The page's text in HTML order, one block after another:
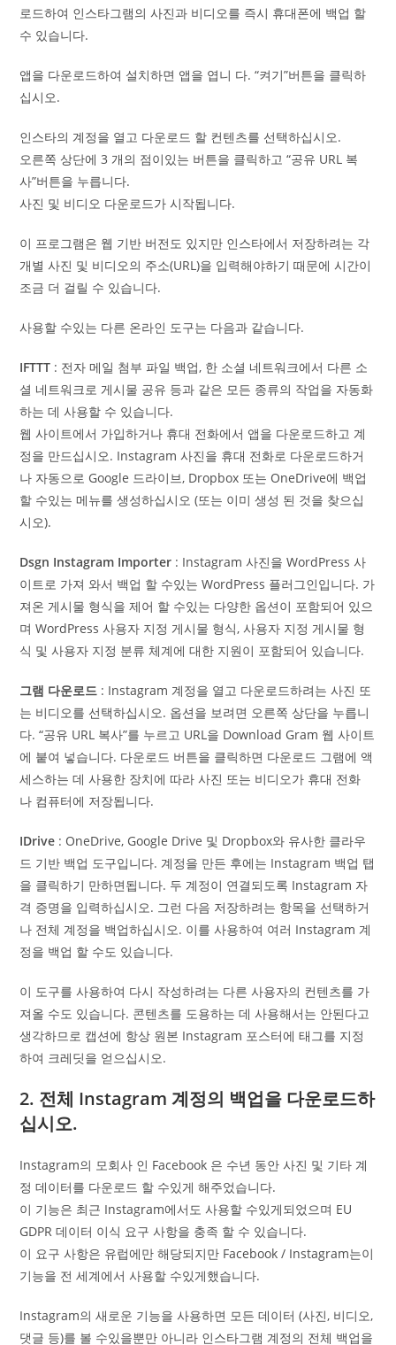
로드하여 인스타그램의 사진과 비디오를 즉시 휴대폰에 백업 할
수 있습니다.
앱을 다운로드하여 설치하면 앱을 엽니 다. “켜기”버튼을 클릭하
십시오.
인스타의 계정을 열고 다운로드 할 컨텐츠를 선택하십시오.
오른쪽 상단에 3 개의 점이있는 버튼을 클릭하고 “공유 URL 복
사”버튼을 누릅니다.
사진 및 비디오 다운로드가 시작됩니다.
이 프로그램은 웹 기반 버전도 있지만 인스타에서 저장하려는 각
개별 사진 및 비디오의 주소(URL)을 입력해야하기 때문에 시간이
조금 더 걸릴 수 있습니다.
사용할 수있는 다른 온라인 도구는 다음과 같습니다.
IFTTT : 전자 메일 첨부 파일 백업, 한 소셜 네트워크에서 다른 소
셜 네트워크로 게시물 공유 등과 같은 모든 종류의 작업을 자동화
하는 데 사용할 수 있습니다.
웹 사이트에서 가입하거나 휴대 전화에서 앱을 다운로드하고 계
정을 만드십시오. Instagram 사진을 휴대 전화로 다운로드하거
나 자동으로 Google 드라이브, Dropbox 또는 OneDrive에 백업
할 수있는 메뉴를 생성하십시오 (또는 이미 생성 된 것을 찾으십
시오).
Dsgn Instagram Importer : Instagram 사진을 WordPress 사
이트로 가져 와서 백업 할 수있는 WordPress 플러그인입니다. 가
져온 게시물 형식을 제어 할 수있는 다양한 옵션이 포함되어 있으
며 WordPress 사용자 지정 게시물 형식, 사용자 지정 게시물 형
식 및 사용자 지정 분류 체계에 대한 지원이 포함되어 있습니다.
그램 다운로드 : Instagram 계정을 열고 다운로드하려는 사진 또
는 비디오를 선택하십시오. 옵션을 보려면 오른쪽 상단을 누릅니
다. “공유 URL 복사”를 누르고 URL을 Download Gram 웹 사이트
에 붙여 넣습니다. 다운로드 버튼을 클릭하면 다운로드 그램에 액
세스하는 데 사용한 장치에 따라 사진 또는 비디오가 휴대 전화
나 컴퓨터에 저장됩니다.
IDrive : OneDrive, Google Drive 및 Dropbox와 유사한 클라우
드 기반 백업 도구입니다. 계정을 만든 후에는 Instagram 백업 탭
을 클릭하기 만하면됩니다. 두 계정이 연결되도록 Instagram 자
격 증명을 입력하십시오. 그런 다음 저장하려는 항목을 선택하거
나 전체 계정을 백업하십시오. 이를 사용하여 여러 Instagram 계
정을 백업 할 수도 있습니다.
이 도구를 사용하여 다시 작성하려는 다른 사용자의 컨텐츠를 가
져올 수도 있습니다. 콘텐츠를 도용하는 데 사용해서는 안된다고
생각하므로 캡션에 항상 원본 Instagram 포스터에 태그를 지정
하여 크레딧을 얻으십시오.
2. 전체 Instagram 계정의 백업을 다운로드하
십시오.
Instagram의 모회사 인 Facebook 은 수년 동안 사진 및 기타 계
정 데이터를 다운로드 할 수있게 해주었습니다.
이 기능은 최근 Instagram에서도 사용할 수있게되었으며 EU
GDPR 데이터 이식 요구 사항을 충족 할 수 있습니다.
이 요구 사항은 유럽에만 해당되지만 Facebook / Instagram는이
기능을 전 세계에서 사용할 수있게했습니다.
Instagram의 새로운 기능을 사용하면 모든 데이터 (사진, 비디오,
댓글 등)를 볼 수있을뿐만 아니라 인스타그램 계정의 전체 백업을